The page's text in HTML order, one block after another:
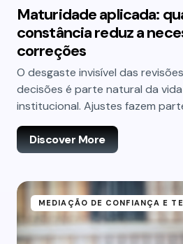
Maturidade aplicada:
constância reduz a
correções
O desgaste invisível das
decisões é parte natural da
institucional. Ajustes fazem
Discover More
MEDIAÇÃO DE CONFIANÇA E